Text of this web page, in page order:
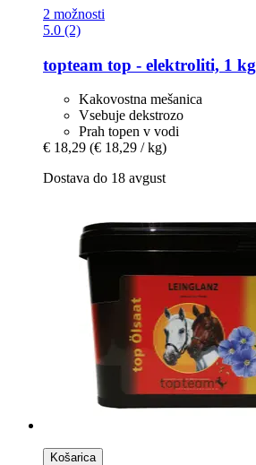
2 možnosti
5.0 (2)
topteam top -​ elektroliti, 1 kg
Kakovostna mešanica
Vsebuje dekstrozo
Prah topen v vodi
€ 18,29 (€ 18,29 / kg)
Dostava do 18 avgust
Košarica